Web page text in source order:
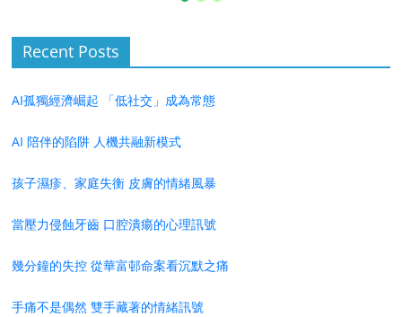
Recent Posts
AI孤獨經濟崛起 「低社交」成為常態
AI 陪伴的陷阱 人機共融新模式
孩子濕疹、家庭失衡 皮膚的情緒風暴
當壓力侵蝕牙齒 口腔潰瘍的心理訊號
幾分鐘的失控 從華富邨命案看沉默之痛
手痛不是偶然 雙手藏著的情緒訊號